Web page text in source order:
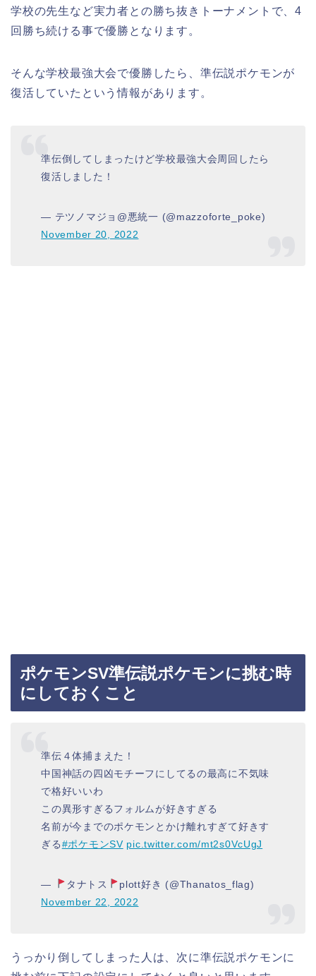
学校の先生など実力者との勝ち抜きトーナメントで、4
回勝ち続ける事で優勝となります。
そんな学校最強大会で優勝したら、準伝説ポケモンが
復活していたという情報があります。
準伝倒してしまったけど学校最強大会周回したら
復活しました！
— テツノマジョ@悪統一 (@mazzoforte_poke)
November 20, 2022
ポケモンSV準伝説ポケモンに挑む時
にしておくこと
準伝４体捕まえた！
中国神話の四凶モチーフにしてるの最高に不気味
で格好いいわ
この異形すぎるフォルムが好きすぎる
名前が今までのポケモンとかけ離れすぎて好きす
ぎる#ポケモンSV pic.twitter.com/mt2s0VcUgJ
— タナトス
plott好き (@Thanatos_flag)
November 22, 2022
うっかり倒してしまった人は、次に準伝説ポケモンに